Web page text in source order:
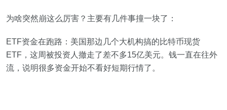
为啥突然崩这么厉害？主要有几件事撞一块了：
ETF资金在跑路：美国那边几个大机构搞的比特币现货
ETF，这周被投资人撤走了差不多15亿美元。钱一直在往外
流，说明很多资金开始不看好短期行情了。